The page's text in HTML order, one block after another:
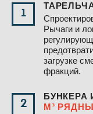
1
Рычаги и
загрузке
фракций.
2
М³